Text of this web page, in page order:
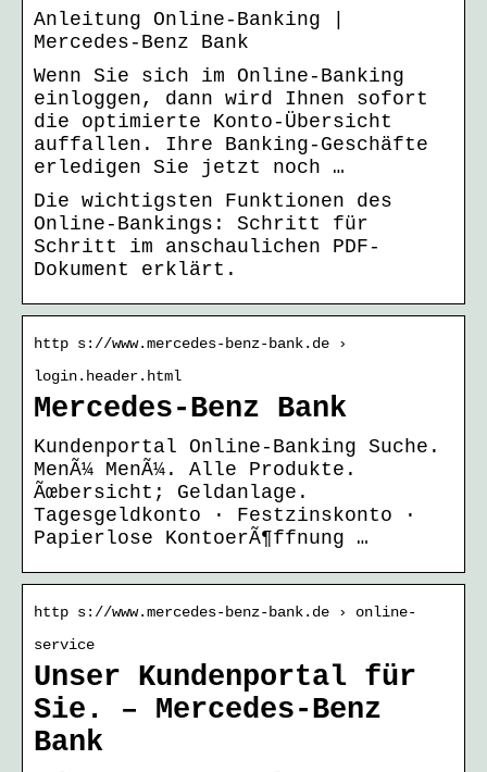
Anleitung Online-Banking |
Mercedes-Benz Bank
Wenn Sie sich im Online-Banking
einloggen, dann wird Ihnen sofort
die optimierte Konto-Übersicht
auffallen. Ihre Banking-Geschäfte
erledigen Sie jetzt noch …
Die wichtigsten Funktionen des
Online-Bankings: Schritt für
Schritt im anschaulichen PDF-
Dokument erklärt.
http s://www.mercedes-benz-bank.de ›
login.header.html
Mercedes-Benz Bank
Kundenportal Online-Banking Suche.
MenÃ¼ MenÃ¼. Alle Produkte.
Ãœbersicht; Geldanlage.
Tagesgeldkonto · Festzinskonto ·
Papierlose KontoerÃ¶ffnung …
http s://www.mercedes-benz-bank.de › online-
service
Unser Kundenportal für
Sie. – Mercedes-Benz
Bank